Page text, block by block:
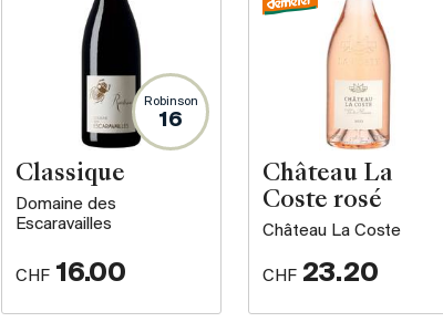
Robinson
16
Classique
Domaine des
Escaravailles
CHF 16.00
Château La
Coste rosé
Château La Coste
CHF 23.20